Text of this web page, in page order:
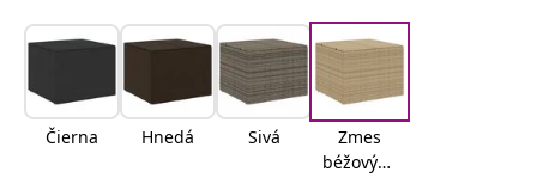
Čierna Hnedá Sivá
Zmes
béžových